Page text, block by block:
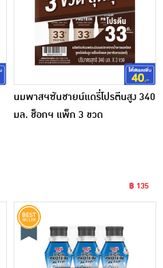
นมพาสฯซันชายน์แดรี่โปรตีนสูง 340
มล. ช็อกฯ แพ็ก 3 ขวด
฿ 135